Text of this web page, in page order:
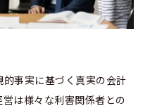
事実に基づく真実の会計
は様々な利害関係者との